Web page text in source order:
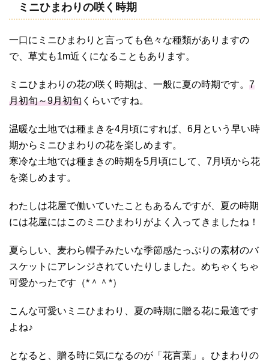
ミニひまわりの咲く時期
一口にミニひまわりと言っても色々な種類がありますの
で、草丈も1m近くになることもあります。
ミニひまわりの花の咲く時期は、一般に夏の時期です。 7
月初旬～9月初旬 くらいですね。
温暖な土地では種まきを4月頃にすれば、6月という早い時
期からミニひまわりの花を楽しめます。
寒冷な土地では種まきの時期を5月頃にして、7月頃から花
を楽しめます。
わたしは花屋で働いていたこともあるんですが、夏の時期
には花屋にはこのミニひまわりがよく入ってきましたね！
夏らしい、麦わら帽子みたいな季節感たっぷりの素材のバ
スケットにアレンジされていたりしました。めちゃくちゃ
可愛かったです（*＾＾*）
こんな可愛いミニひまわり、夏の時期に贈る花に最適です
よね♪
となると、贈る時に気になるのが「花言葉」。ひまわりの